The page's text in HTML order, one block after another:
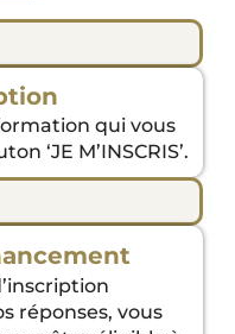
qui vous
‘JE M’INSCRIS’.
réponses, vous